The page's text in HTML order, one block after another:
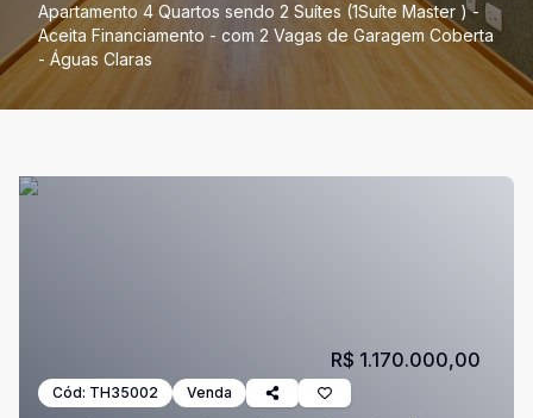
Apartamento 4 Quartos sendo 2 Suítes (1Suíte Master ) -
Aceita Financiamento - com 2 Vagas de Garagem Coberta
- Águas Claras
Cód: TH35002 Venda
R$ 1.170.000,00